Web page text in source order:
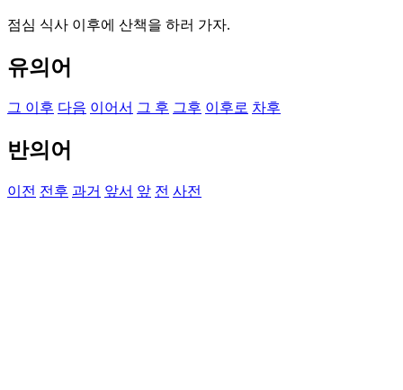
점심 식사 이후에 산책을 하러 가자.
유의어
그 이후 다음 이어서 그 후 그후 이후로 차후
반의어
이전 전후 과거 앞서 앞 전 사전